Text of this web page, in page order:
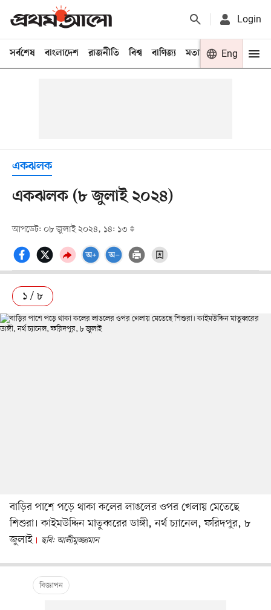
Login
সর্বশেষ বাংলাদেশ রাজনীতি বিশ্ব বাণিজ্য মতামত খেলা
Eng
একঝলক
একঝলক (৮ জুলাই ২০২৪)
আপডেট: ০৮ জুলাই ২০২৪, ১৪: ১৩
১ / ৮
বাড়ির পাশে পড়ে থাকা কলের লাঙলের ওপর খেলায় মেতেছে
শিশুরা। কাইমউদ্দিন মাতুব্বরের ডাঙ্গী, নর্থ চ্যানেল, ফরিদপুর, ৮
জুলাই
ছবি: আলীমুজ্জামান